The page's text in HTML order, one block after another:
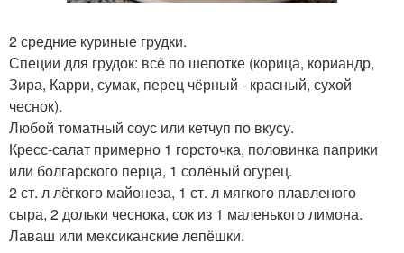
2 средние куриные грудки.
Специи для грудок: всё по шепотке (корица, кориандр,
Зира, Карри, сумак, перец чёрный - красный, сухой
чеснок).
Любой томатный соус или кетчуп по вкусу.
Кресс-салат примерно 1 горсточка, половинка паприки
или болгарского перца, 1 солёный огурец.
2 ст. л лёгкого майонеза, 1 ст. л мягкого плавленого
сыра, 2 дольки чеснока, сок из 1 маленького лимона.
Лаваш или мексиканские лепёшки.